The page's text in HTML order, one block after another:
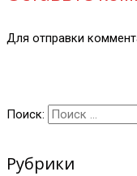
Поиск:
Рубрики
Для отправки